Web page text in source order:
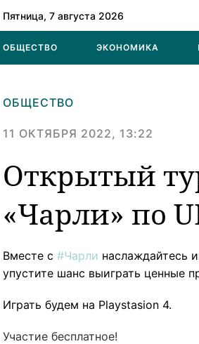
Пятница, 7 августа 2026
ОБЩЕСТВО ЭКОНОМИКА
ОБЩЕСТВО
11 ОКТЯБРЯ 2022, 13:22
Открытый
«Чарли» по
Вместе с #Чарли наслаждайтесь
упустите шанс выиграть ценные
Играть будем на Playstasion 4.
Участие бесплатное!